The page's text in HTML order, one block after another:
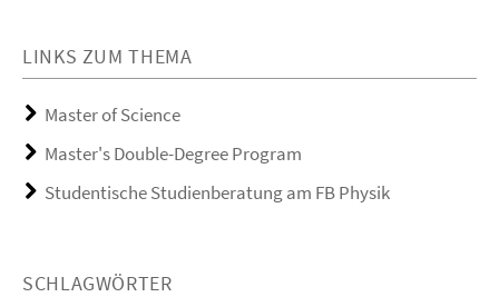
LINKS ZUM THEMA
Master of Science
Master's Double-Degree Program
Studentische Studienberatung am FB Physik
SCHLAGWÖRTER